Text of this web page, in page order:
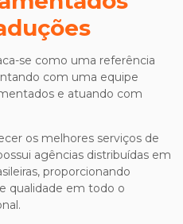
se como uma referência
com uma equipe
e atuando com
os melhores serviços de
agências distribuídas em
proporcionando
qualidade em todo o